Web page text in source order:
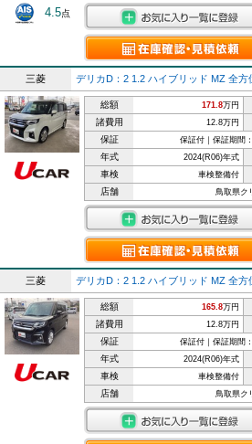
4.5点
三菱 デリカD：2 1.2 ハイブリッド MZ 全方
総額 171.8万円
諸費用 12.8万円
保証 保証付｜保証期間
年式 2024(R06)年式
車検 車検整備付
店舗 鳥取県ク
三菱 デリカD：2 1.2 ハイブリッド MZ 全方
総額 165.8万円
諸費用 12.8万円
保証 保証付｜保証期間
年式 2024(R06)年式
車検 車検整備付
店舗 鳥取県ク